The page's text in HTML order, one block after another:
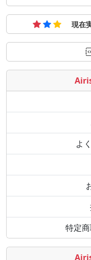
現在
よ
特定